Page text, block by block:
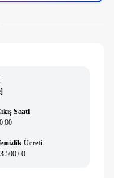
]
Saati
Ücreti